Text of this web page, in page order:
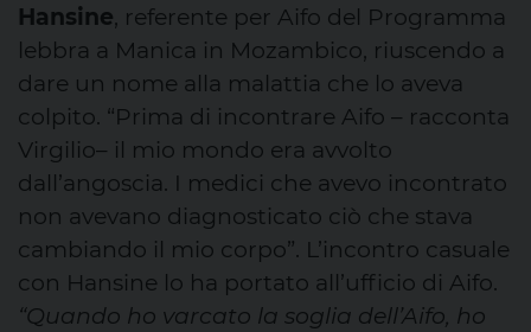
Hansine, referente per Aifo del Programma
lebbra a Manica in Mozambico, riuscendo a
dare un nome alla malattia che lo aveva
colpito. “Prima di incontrare Aifo – racconta
Virgilio– il mio mondo era avvolto
dall’angoscia. I medici che avevo incontrato
non avevano diagnosticato ciò che stava
cambiando il mio corpo”. L’incontro casuale
con Hansine lo ha portato all’ufficio di Aifo.
“Quando ho varcato la soglia dell’Aifo, ho